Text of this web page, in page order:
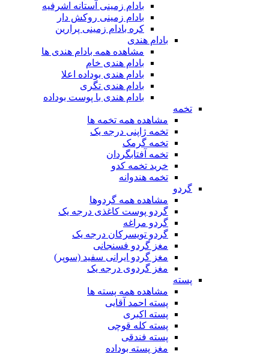
بادام زمینی آستانه اشرفیه
بادام زمینی روکش دار
کره بادام زمینی پرارین
بادام هندی
مشاهده همه بادام هندی ها
بادام هندی خام
بادام هندی بوداده اعلا
بادام هندی تگری
بادام هندی با پوست بوداده
تخمه
مشاهده همه تخمه ها
تخمه ژاپنی درجه یک
تخمه گرمک
تخمه آفتابگردان
خرید تخمه کدو
تخمه هندوانه
گردو
مشاهده همه گردوها
گردو پوست کاغذی درجه یک
گردو مراغه
گردو تویسرکان درجه یک
مغز گردو فسنجانی
مغز گردو ایرانی سفید (سوپر)
مغز گردوی درجه یک
پسته
مشاهده همه پسته ها
پسته احمد آقایی
پسته اکبری
پسته کله قوچی
پسته فندقی
مغز پسته بوداده